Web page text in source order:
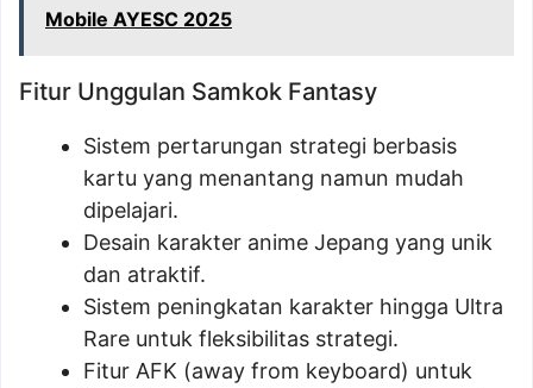
Mobile AYESC 2025
Fitur Unggulan Samkok Fantasy
Sistem pertarungan strategi berbasis
kartu yang menantang namun mudah
dipelajari.
Desain karakter anime Jepang yang unik
dan atraktif.
Sistem peningkatan karakter hingga Ultra
Rare untuk fleksibilitas strategi.
Fitur AFK (away from keyboard) untuk